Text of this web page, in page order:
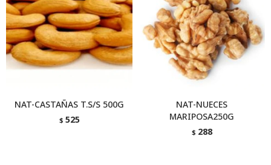
NAT-CASTAÑAS T.S/S 500G
$ 525
NAT-NUECES
MARIPOSA250G
$ 288